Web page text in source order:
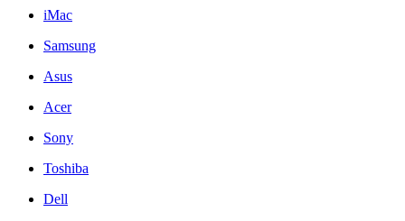
iMac
Samsung
Asus
Acer
Sony
Toshiba
Dell